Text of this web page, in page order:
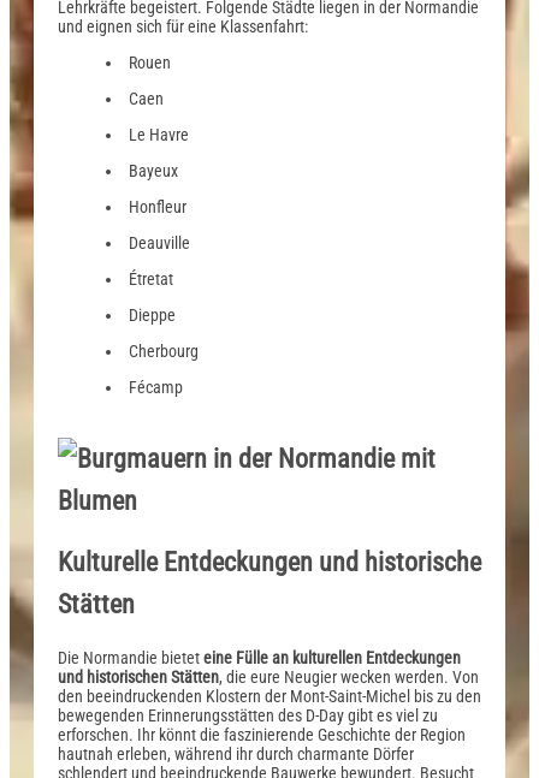
Lehrkräfte begeistert. Folgende Städte liegen in der Normandie
und eignen sich für eine Klassenfahrt:
Rouen
Caen
Le Havre
Bayeux
Honfleur
Deauville
Étretat
Dieppe
Cherbourg
Fécamp
Kulturelle Entdeckungen und historische
Stätten
Die Normandie bieteteine Fülle an kulturellen Entdeckungen
und historischen Stätten, die eure Neugier wecken werden. Von
den beeindruckenden Klostern der Mont-Saint-Michel bis zu den
bewegenden Erinnerungsstätten des D-Day gibt es viel zu
erforschen. Ihr könnt die faszinierende Geschichte der Region
hautnah erleben, während ihr durch charmante Dörfer
schlendert und beeindruckende Bauwerke bewundert. Besucht